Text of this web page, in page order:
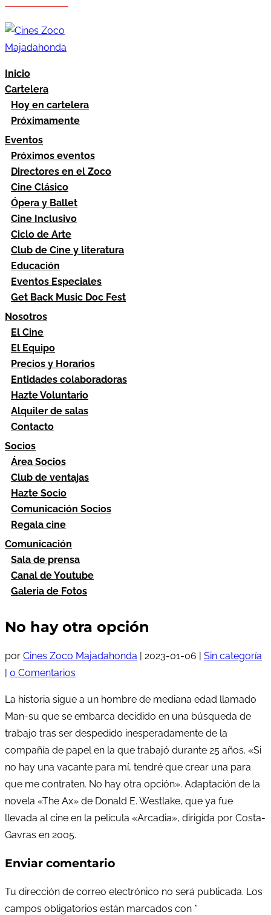
Inicio
Cartelera
Hoy en cartelera
Próximamente
Eventos
Próximos eventos
Directores en el Zoco
Cine Clásico
Ópera y Ballet
Cine Inclusivo
Ciclo de Arte
Club de Cine y literatura
Educación
Eventos Especiales
Get Back Music Doc Fest
Nosotros
El Cine
El Equipo
Precios y Horarios
Entidades colaboradoras
Hazte Voluntario
Alquiler de salas
Contacto
Socios
Área Socios
Club de ventajas
Hazte Socio
Comunicación Socios
Regala cine
Comunicación
Sala de prensa
Canal de Youtube
Galeria de Fotos
No hay otra opción
por Cines Zoco Majadahonda | 2023-01-06 | Sin categoría
| 0 Comentarios
La historia sigue a un hombre de mediana edad llamado
Man-su que se embarca decidido en una búsqueda de
trabajo tras ser despedido inesperadamente de la
compañía de papel en la que trabajó durante 25 años. «Si
no hay una vacante para mí, tendré que crear una para
que me contraten. No hay otra opción». Adaptación de la
novela «The Ax» de Donald E. Westlake, que ya fue
llevada al cine en la película «Arcadia», dirigida por Costa-
Gavras en 2005.
Enviar comentario
Tu dirección de correo electrónico no será publicada. Los
campos obligatorios están marcados con *